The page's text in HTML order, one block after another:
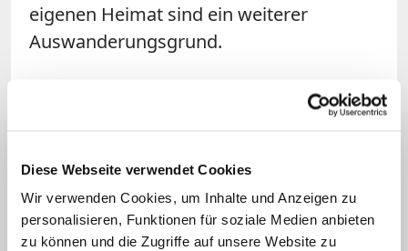
Diese Webseite verwendet Cookies
Wir verwenden Cookies, um Inhalte und Anzeigen zu
personalisieren, Funktionen für soziale Medien anbieten
zu können und die Zugriffe auf unsere Website zu
eigenen Heimat sind ein weiterer
Auswanderungsgrund.
christlichen Gemeinden der Altstadt
jüdischer fundamentalistischer Gruppen
immer übergriffiger werden. So gab es
seit Anfang des Jahres eineWelle von